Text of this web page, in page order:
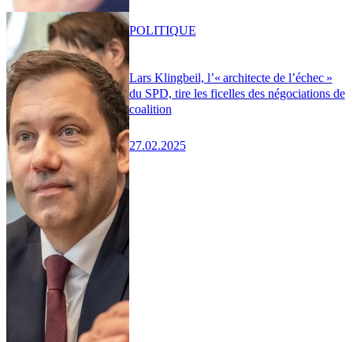
Lars Klingbeil, l’« architecte de l’échec »
du SPD, tire les ficelles des négociations de
coalition
27.02.2025
POLITIQUE